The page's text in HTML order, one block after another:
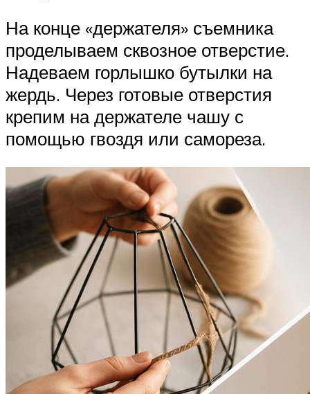
На конце «держателя» съемника
проделываем сквозное отверстие.
Надеваем горлышко бутылки на
жердь. Через готовые отверстия
крепим на держателе чашу с
помощью гвоздя или самореза.